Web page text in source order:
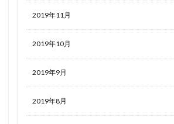
2019年11月
2019年10月
2019年9月
2019年8月